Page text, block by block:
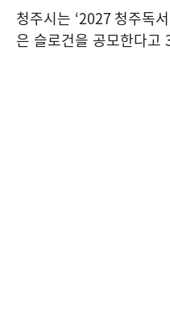
청주시는 ‘2027청주독
은 슬로건을 공모한다고